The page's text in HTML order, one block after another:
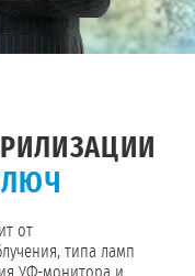
от
типа ламп